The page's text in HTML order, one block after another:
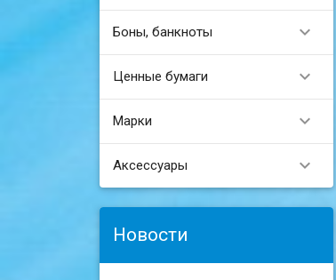
Боны, банкноты 
Ценные бумаги 
Марки 
Аксессуары 
Новости